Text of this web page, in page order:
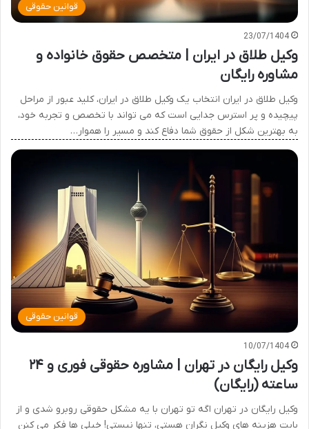
قوانین حقوقی
23/07/1404
وکیل طلاق در ایران | متخصص حقوق خانواده و
مشاوره رایگان
وکیل طلاق در ایران انتخاب یک وکیل طلاق در ایران، کلید عبور از مراحل
پیچیده و پر استرس جدایی است که می تواند با تخصص و تجربه خود،
به بهترین شکل از حقوق شما دفاع کند و مسیر را هموار…
قوانین حقوقی
10/07/1404
وکیل رایگان در تهران | مشاوره حقوقی فوری و ۲۴
ساعته (رایگان)
وکیل رایگان در تهران اگه تو تهران با یه مشکل حقوقی روبرو شدی و از
بابت هزینه های وکیل نگران هستی، تنها نیستی! خیلی ها فکر می کنن